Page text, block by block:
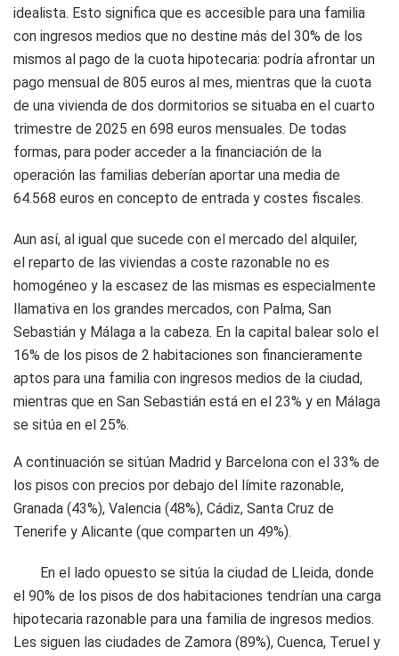
idealista. Esto significa que es accesible para una familia
con ingresos medios que no destine más del 30% de los
mismos al pago de la cuota hipotecaria: podría afrontar un
pago mensual de 805 euros al mes, mientras que la cuota
de una vivienda de dos dormitorios se situaba en el cuarto
trimestre de 2025 en 698 euros mensuales. De todas
formas, para poder acceder a la financiación de la
operación las familias deberían aportar una media de
64.568 euros en concepto de entrada y costes fiscales.
Aun así, al igual que sucede con el mercado del alquiler,
el reparto de las viviendas a coste razonable no es
homogéneo y la escasez de las mismas es especialmente
llamativa en los grandes mercados, con Palma, San
Sebastián y Málaga a la cabeza. En la capital balear solo el
16% de los pisos de 2 habitaciones son financieramente
aptos para una familia con ingresos medios de la ciudad,
mientras que en San Sebastián está en el 23% y en Málaga
se sitúa en el 25%.
A continuación se sitúan Madrid y Barcelona con el 33% de
los pisos con precios por debajo del límite razonable,
Granada (43%), Valencia (48%), Cádiz, Santa Cruz de
Tenerife y Alicante (que comparten un 49%).
En el lado opuesto se sitúa la ciudad de Lleida, donde
el 90% de los pisos de dos habitaciones tendrían una carga
hipotecaria razonable para una familia de ingresos medios.
Les siguen las ciudades de Zamora (89%), Cuenca, Teruel y